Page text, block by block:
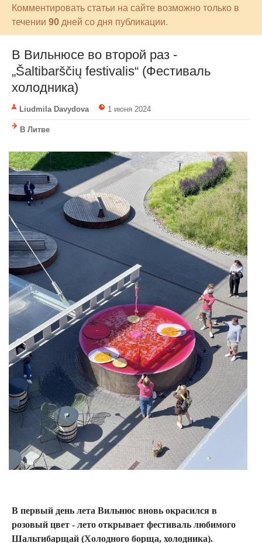
Комментировать статьи на сайте возможно только в
течении 90 дней со дня публикации.
В Вильнюсе во второй раз -
„Šaltibarščių festivalis“ (Фестиваль
холодника)
Liudmila Davydova 1 июня 2024
В Литве
В первый день лета Вильнюс вновь окрасился в
розовый цвет - лето открывает фестиваль любимого
Шальтибарщай (Холодного борща, холодника).